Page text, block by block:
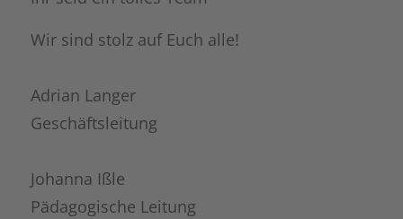
Wir sind stolz auf Euch alle!
Adrian Langer
Geschäftsleitung
Johanna Ißle
Pädagogische Leitung